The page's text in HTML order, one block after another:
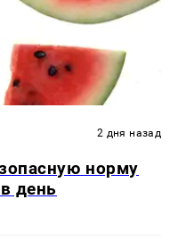
2 дня назад
норму
день